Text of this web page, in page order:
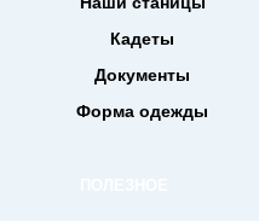
Кадеты
Документы
Форма одежды